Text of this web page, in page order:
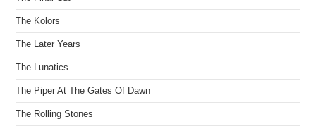
The Kolors
The Later Years
The Lunatics
The Piper At The Gates Of Dawn
The Rolling Stones